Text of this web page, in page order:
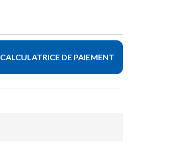
CALCULATRICE DE PAIEMENT